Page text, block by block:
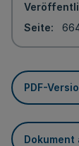
Seite
PDF-
Dokument